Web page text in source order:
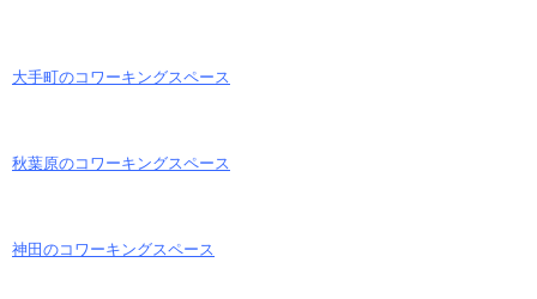
大手町のコワーキングスペース
秋葉原のコワーキングスペース
神田のコワーキングスペース